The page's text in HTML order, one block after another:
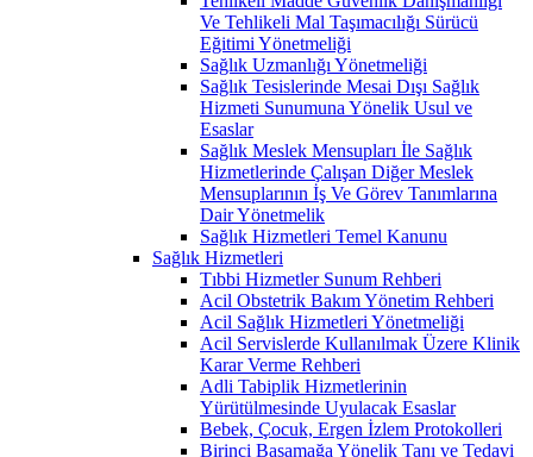
Ve Tehlikeli Mal Taşımacılığı Sürücü
Eğitimi Yönetmeliği
Sağlık Uzmanlığı Yönetmeliği
Sağlık Tesislerinde Mesai Dışı Sağlık
Hizmeti Sunumuna Yönelik Usul ve
Esaslar
Sağlık Meslek Mensupları İle Sağlık
Hizmetlerinde Çalışan Diğer Meslek
Mensuplarının İş Ve Görev Tanımlarına
Dair Yönetmelik
Sağlık Hizmetleri Temel Kanunu
Sağlık Hizmetleri
Tıbbi Hizmetler Sunum Rehberi
Acil Obstetrik Bakım Yönetim Rehberi
Acil Sağlık Hizmetleri Yönetmeliği
Acil Servislerde Kullanılmak Üzere Klinik
Karar Verme Rehberi
Adli Tabiplik Hizmetlerinin
Yürütülmesinde Uyulacak Esaslar
Bebek, Çocuk, Ergen İzlem Protokolleri
Birinci Basamağa Yönelik Tanı ve Tedavi